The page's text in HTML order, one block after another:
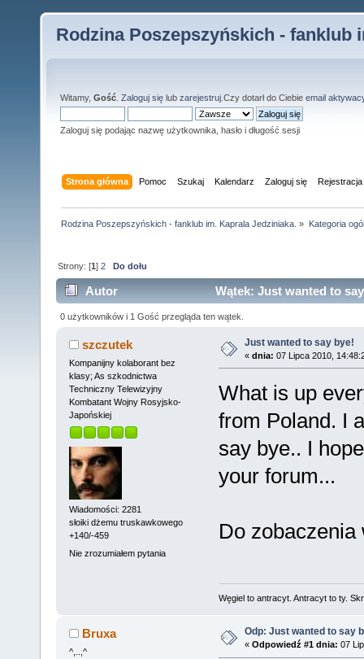
Rodzina Poszepszyńskich - fanklub
Witamy, Gość Zaloguj się lub zarejestruj .Czy dotarł do Ciebie email
Zaloguj się podając nazwę użytkownika, hasło i długość sesji
Strona główna Pomoc Szukaj Kalendarz Zaloguj się Rejestracja
Rodzina Poszepszyńskich - fanklub im. Kaprala Jedziniaka. » Kategoria
Strony: [1]2 Do dołu
Autor Wątek: Just wanted to
0 użytkowników i 1 Gość przegląda ten wątek.
szczutek
Kompanijny kolaborant bez
klasy; As szkodnictwa
Techniczny Telewizyjny
Kombatant Wojny Rosyjsko-
Japońskiej
Wiadomości: 2281
słoiki dżemu truskawkowego
+140/-459
Nie zrozumiałem pytania
Just wanted to say bye!
« dnia: 07 Lipca 2010,
What is up
from Poland. I
say bye.. I
your forum...
Do
Węgiel to antracyt. Antracyt to ty.
Bruxa
^,..,^
Odp: Just wanted to say
« Odpowiedź #1 dnia: 07